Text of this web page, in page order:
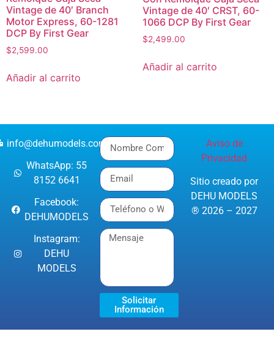
Vintage de 40′ Branch
Motor Express, 60-1281
DCP By First Gear
$2,599.00
Añadir al carrito
Vintage de 40′ CRST, 60-
1066 DCP By First Gear
$2,499.00
Añadir al carrito
info@dehumodels.com
WhatsApp: 55
8152 6641
Facebook:
DEHUMODELS
Instagram:
DEHU
MODELS
Solicitar
Información
Aviso de
Privacidad
Sitio creado por
DEHU MODELS
® 2026 – 2027